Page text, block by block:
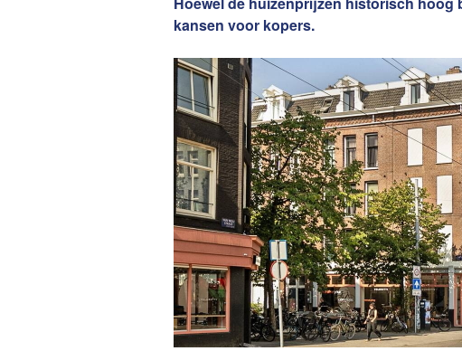
Contact
De waarde van
kansen voor kopers.